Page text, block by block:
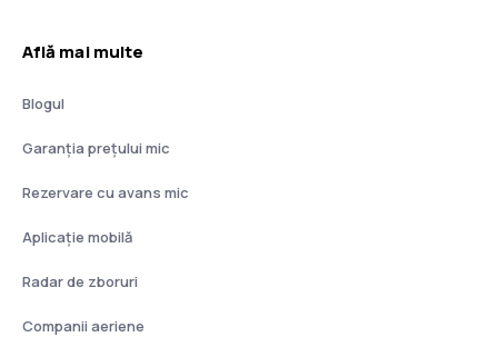
Află mai multe
Blogul
Garanția prețului mic
Rezervare cu avans mic
Aplicație mobilă
Radar de zboruri
Companii aeriene